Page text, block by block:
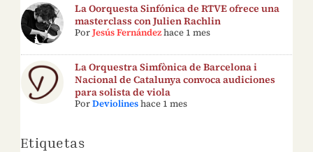
La Oorquesta Sinfónica de RTVE ofrece una
masterclass con Julien Rachlin
PorJesús Fernández hace 1 mes
La Orquestra Simfònica de Barcelona i
Nacional de Catalunya convoca audiciones
para solista de viola
PorDeviolines hace 1 mes
Etiquetas